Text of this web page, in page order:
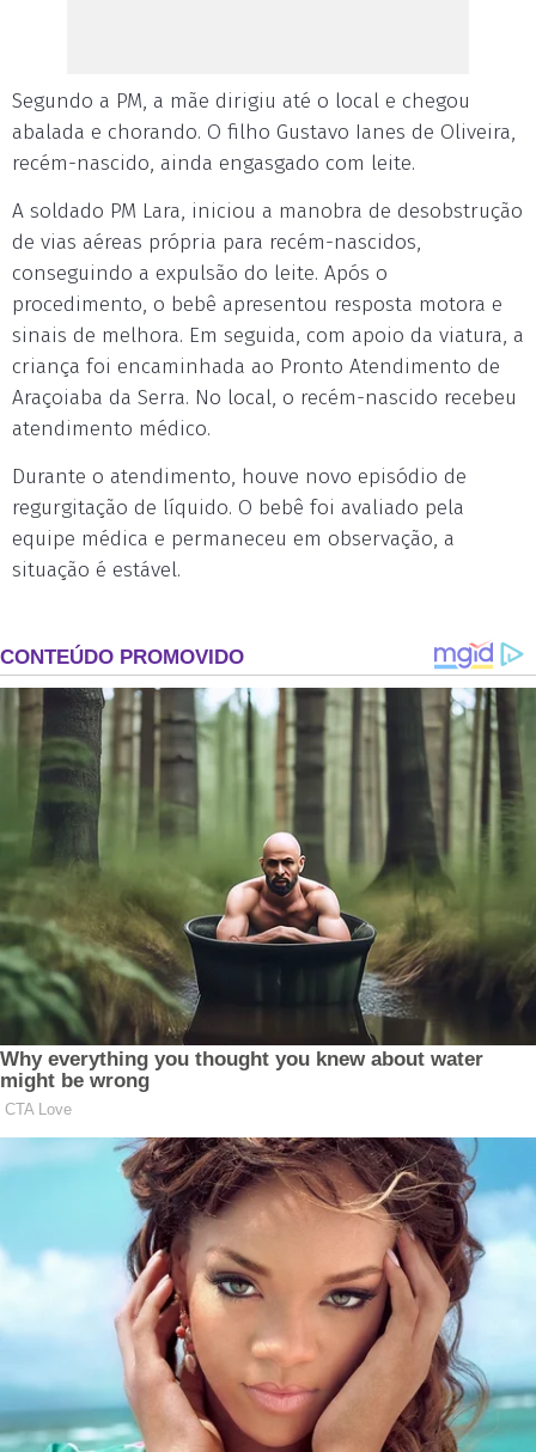
Segundo a PM, a mãe dirigiu até o local e chegou
abalada e chorando. O filho Gustavo Ianes de Oliveira,
recém-nascido, ainda engasgado com leite.
A soldado PM Lara, iniciou a manobra de desobstrução
de vias aéreas própria para recém-nascidos,
conseguindo a expulsão do leite. Após o
procedimento, o bebê apresentou resposta motora e
sinais de melhora. Em seguida, com apoio da viatura, a
criança foi encaminhada ao Pronto Atendimento de
Araçoiaba da Serra. No local, o recém-nascido recebeu
atendimento médico.
Durante o atendimento, houve novo episódio de
regurgitação de líquido. O bebê foi avaliado pela
equipe médica e permaneceu em observação, a
situação é estável.